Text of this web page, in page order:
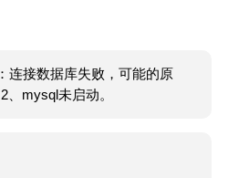
连接数据库失败，可能的原
、mysql未启动。